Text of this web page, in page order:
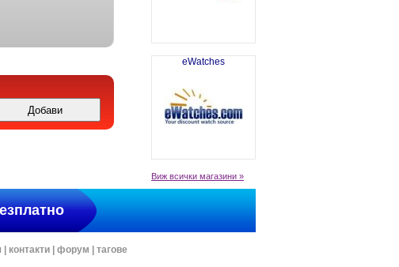
eWatches
Виж всички магазини »
контакти форум тагове